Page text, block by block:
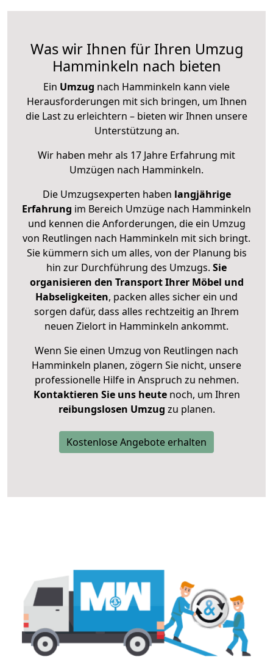
Was wir Ihnen für Ihren Umzug
Hamminkeln nach bieten
Ein Umzug nach Hamminkeln kann viele
Herausforderungen mit sich bringen, um Ihnen
die Last zu erleichtern – bieten wir Ihnen unsere
Unterstützung an.
Wir haben mehr als 17 Jahre Erfahrung mit
Umzügen nach Hamminkeln.
Die Umzugsexperten haben langjährige
Erfahrung im Bereich Umzüge nach Hamminkeln
und kennen die Anforderungen, die ein Umzug
von Reutlingen nach Hamminkeln mit sich bringt.
Sie kümmern sich um alles, von der Planung bis
hin zur Durchführung des Umzugs. Sie
organisieren den Transport Ihrer Möbel und
Habseligkeiten, packen alles sicher ein und
sorgen dafür, dass alles rechtzeitig an Ihrem
neuen Zielort in Hamminkeln ankommt.
Wenn Sie einen Umzug von Reutlingen nach
Hamminkeln planen, zögern Sie nicht, unsere
professionelle Hilfe in Anspruch zu nehmen.
Kontaktieren Sie uns heutenoch, um Ihren
reibungslosen Umzug zu planen.
Kostenlose Angebote erhalten